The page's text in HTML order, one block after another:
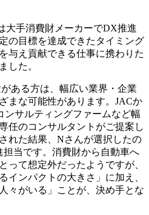
大手消費財メーカーでDX推進
の目標を達成できたタイミング
与え貢献できる仕事に携わりた
した。
ある方は、幅広い業界・企業
まな可能性があります。JACか
ンサルティングファームなど幅
任のコンサルタントがご提案し
れた結果、Nさんが選択したの
当です。消費財から自動車へ
って想定外だったようですが、
インパクトの大きさ」に加え、
々がいる」ことが、決め手とな